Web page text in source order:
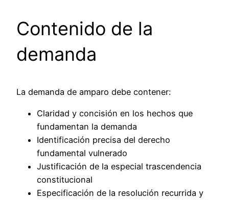
Contenido de la
demanda
La demanda de amparo debe contener:
Claridad y concisión en los hechos que
fundamentan la demanda
Identificación precisa del derecho
fundamental vulnerado
Justificación de la especial trascendencia
constitucional
Especificación de la resolución recurrida y